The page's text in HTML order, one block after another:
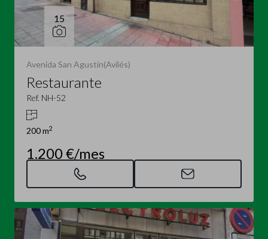
15
Avenida San Agustín(Avilés)
Restaurante
Ref. NH-52
200 m2
1.200 €/mes